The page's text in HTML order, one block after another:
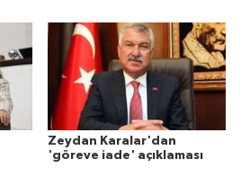
Zeydan Karalar'dan
'göreve iade' açıklaması